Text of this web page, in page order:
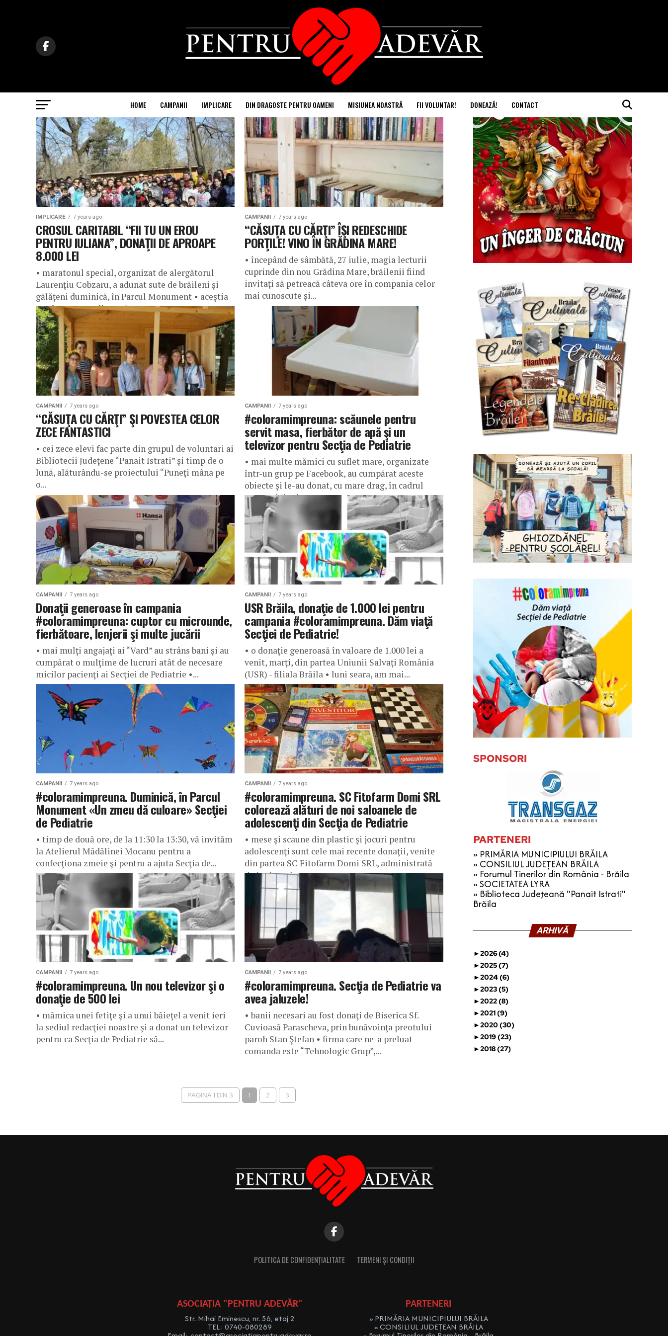
HOME CAMPANII IMPLICARE DIN DRAGOSTE PENTRU OAMENI MISIUNEA NOASTRĂ FII VOLUNTAR! DONEAZĂ! CONTACT
IMPLICARE 7 years ago
CROSUL CARITABIL “FII TU UN EROU
PENTRU IULIANA”, DONAŢII DE APROAPE
8.000 LEI
• maratonul special, organizat de alergătorul
Laurenţiu Cobzaru, a adunat sute de brăileni şi
gălăţeni duminică, în Parcul Monument • aceştia
au alergat pe o distanţă...
CAMPANII 7 years ago
“CĂSUŢA CU CĂRŢI” ÎŞI REDESCHIDE
PORŢILE! VINO ÎN GRĂDINA MARE!
• începând de sâmbătă, 27 iulie, magia lecturii
cuprinde din nou Grădina Mare, brăilenii fiind
invitaţi să petreacă câteva ore în compania celor
mai cunoscute şi...
CAMPANII 7 years ago
“CĂSUŢA CU CĂRŢI” ŞI POVESTEA CELOR
ZECE FANTASTICI
• cei zece elevi fac parte din grupul de voluntari ai
Bibliotecii Judeţene “Panait Istrati” şi timp de o
lună, alăturându-se proiectului “Puneţi mâna pe
o...
CAMPANII 7 years ago
#coloramimpreuna: scăunele pentru
servit masa, fierbător de apă şi un
televizor pentru Secţia de Pediatrie
• mai multe mămici cu suflet mare, organizate
într-un grup pe Facebook, au cumpărat aceste
obiecte şi le-au donat, cu mare drag, în cadrul
campaniei prin...
CAMPANII 7 years ago
Donaţii generoase în campania
#coloramimpreuna: cuptor cu microunde,
fierbătoare, lenjerii şi multe jucării
• mai mulţi angajaţi ai “Vard” au strâns bani şi au
cumpărat o mulţime de lucruri atât de necesare
micilor pacienţi ai Secţiei de Pediatrie •...
CAMPANII 7 years ago
USR Brăila, donaţie de 1.000 lei pentru
campania #coloramimpreuna. Dăm viaţă
Secţiei de Pediatrie!
• o donaţie generoasă în valoare de 1.000 lei a
venit, marţi, din partea Uniunii Salvaţi România
(USR) - filiala Brăila • luni seara, am mai...
CAMPANII 7 years ago
#coloramimpreuna. Duminică, în Parcul
Monument «Un zmeu dă culoare» Secţiei
de Pediatrie
• timp de două ore, de la 11:30 la 13:30, vă invităm
la Atelierul Mădălinei Mocanu pentru a
confecţiona zmeie şi pentru a ajuta Secţia de...
CAMPANII 7 years ago
#coloramimpreuna. SC Fitofarm Domi SRL
colorează alături de noi saloanele de
adolescenţi din Secţia de Pediatrie
• mese şi scaune din plastic şi jocuri pentru
adolescenţi sunt cele mai recente donaţii, venite
din partea SC Fitofarm Domi SRL, administrată
de inginerul agronom...
CAMPANII 7 years ago
#coloramimpreuna. Un nou televizor şi o
donaţie de 500 lei
• mămica unei fetiţe şi a unui băieţel a venit ieri
la sediul redacţiei noastre şi a donat un televizor
pentru ca Secţia de Pediatrie să...
CAMPANII 7 years ago
#coloramimpreuna. Secţia de Pediatrie va
avea jaluzele!
• banii necesari au fost donaţi de Biserica Sf.
Cuvioasă Parascheva, prin bunăvoinţa preotului
paroh Stan Ştefan • firma care ne-a preluat
comanda este “Tehnologic Grup”,...
PAGINA 1 DIN 3 1 2 3
SPONSORI
PARTENERI
» PRIMĂRIA MUNICIPIULUI BRĂILA
» CONSILIUL JUDEȚEAN BRĂILA
» Forumul Tinerilor din România - Brăila
» SOCIETATEA LYRA
» Biblioteca Judeţeană "Panait Istrati"
Brăila
ARHIVĂ
►2026 (4)
►2025 (7)
►2024 (6)
►2023 (5)
►2022 (8)
►2021 (9)
►2020 (30)
►2019 (23)
►2018 (27)
POLITICA DE CONFIDENȚIALITATE TERMENI ȘI CONDIȚII
ASOCIAȚIA "PENTRU ADEVĂR"
Str. Mihai Eminescu, nr. 56, etaj 2
TEL: 0740-080289
PARTENERI
» PRIMĂRIA MUNICIPIULUI BRĂILA
» CONSILIUL JUDEȚEAN BRĂILA